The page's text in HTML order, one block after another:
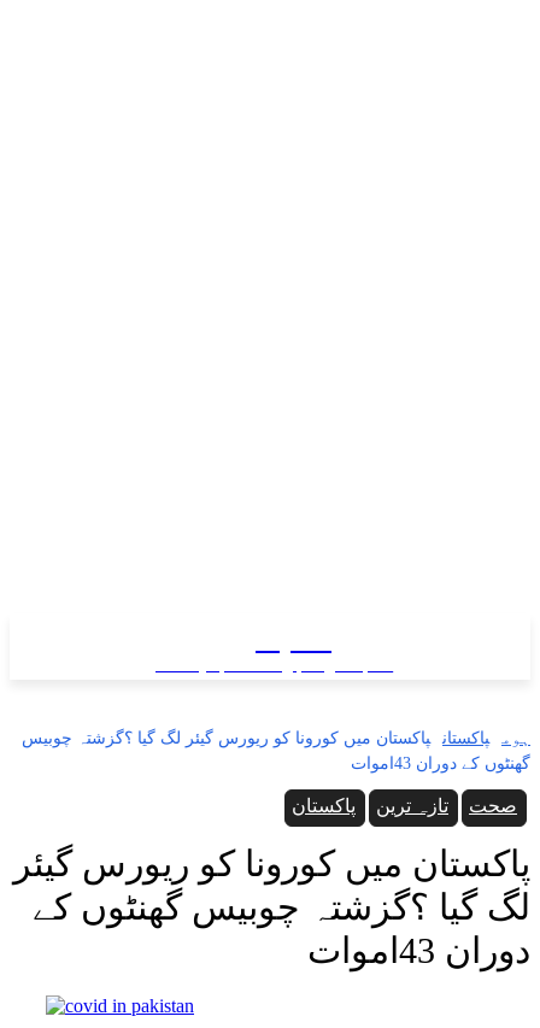
ہوم پاکستان
پاکستان میں کورونا کو ریورس گیئر لگ گیا ؟گزشتہ چوبیس
گھنٹوں کے دوران 43اموات
پاکستان تازہ ترین صحت
پاکستان میں کورونا کو ریورس گیئر
لگ گیا ؟گزشتہ چوبیس گھنٹوں کے
دوران 43اموات